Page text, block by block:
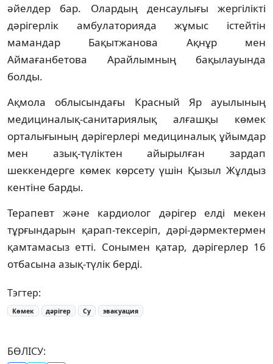
әйелдер бар. Олардың денсаулығы жергілікті
дәрігерлік амбулаторияда жұмыс істейтін
мамандар Бақытжанова Ақнұр мен
Аймағанбетова Арайлымның бақылауында
болды.
Ақмола облысындағы Красный Яр ауылының
медициналық-санитариялық алғашқы көмек
орталығының дәрігерлері медициналық ұйымдар
мен азық-түліктен айырылған зардап
шеккендерге көмек көрсету үшін Қызыл Жұлдыз
кентіне барды.
Терапевт және кардиолог дәрігер елді мекен
тұрғындарын қарап-тексеріп, дәрі-дәрмектермен
қамтамасыз етті. Сонымен қатар, дәрігерлер 16
отбасына азық-түлік берді.
Тэгтер:
Көмек дәрігер Су эвакуация
БӨЛІСУ: